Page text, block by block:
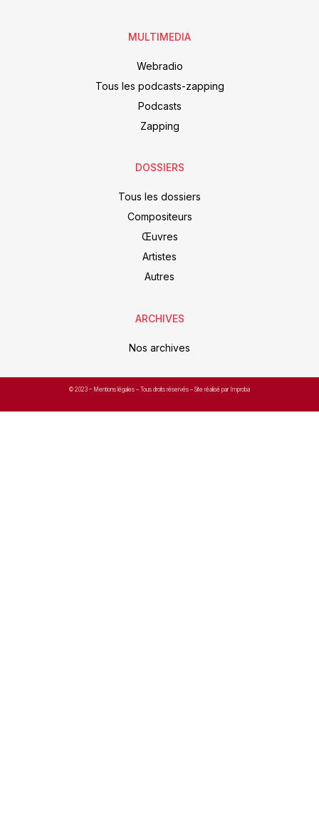
MULTIMEDIA
Webradio
Tous les podcasts-zapping
Podcasts
Zapping
DOSSIERS
Tous les dossiers
Compositeurs
Œuvres
Artistes
Autres
ARCHIVES
Nos archives
© 2023 – Mentions légales – Tous droits réservés – Site réalisé par Improba